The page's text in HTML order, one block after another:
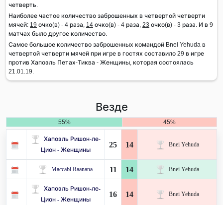
четверть.
Наиболее частое количество заброшенных в четвертой четверти
мячей: 19 очко(в) - 4 раза, 14 очко(в) - 4 раза, 23 очко(в) - 3 раза. И в 9
матчах было другое количество.
Самое большое количество заброшенных командой Bnei Yehuda в
четвертой четверти мячей при игре в гостях составило 29 в игре
против Хапоэль Петах-Тиква - Женщины, которая состоялась
21.01.19.
Везде
55% 45%
Хапоэль Ришон-ле-
Цион - Женщины
25 14 Bnei Yehuda
Maccabi Raanana 11 14 Bnei Yehuda
Хапоэль Ришон-ле-
Цион - Женщины
16 14 Bnei Yehuda